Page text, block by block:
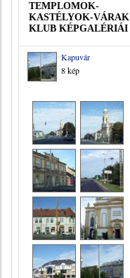
TEMPLOMOK-
KASTÉLYOK-VÁRAK
KLUB KÉPGALÉRIÁI
Kapuvár
8 kép